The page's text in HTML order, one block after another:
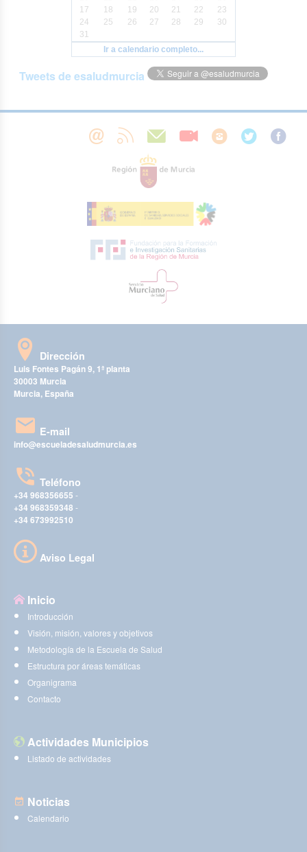
17
18 19 20 21 22
23
24
25 26 27 28 29
30
31
Ir a calendario completo...
Tweets de esaludmurcia
Dirección
Luis Fontes Pagán 9, 1ª planta
30003 Murcia
Murcia, España
E-mail
info@escueladesaludmurcia.es
Teléfono
+34 968356655 -
+34 968359348 -
+34 673992510
Aviso Legal
Inicio
Introducción
Visión, misión, valores y objetivos
Metodología de la Escuela de Salud
Estructura por áreas temáticas
Organigrama
Contacto
Actividades Municipios
Listado de actividades
Noticias
Calendario